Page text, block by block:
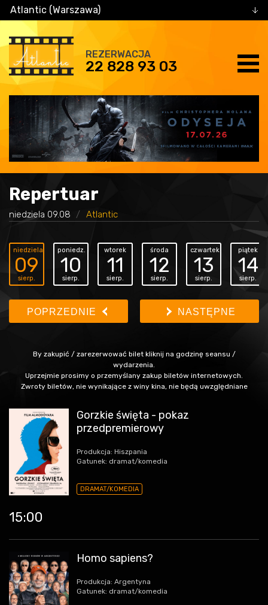
Atlantic (Warszawa)
REZERWACJA
22 828 93 03
Repertuar
niedziela 09.08 Atlantic
niedziela
09
sierp.
poniedz.
10
sierp.
wtorek
11
sierp.
środa
12
sierp.
czwartek
13
sierp.
piątek
14
sierp.
POPRZEDNIE NASTĘPNE
By zakupić / zarezerwować bilet kliknij na godzinę seansu /
wydarzenia.
Uprzejmie prosimy o przemyślany zakup biletów internetowych.
Zwroty biletów, nie wynikające z winy kina, nie będą uwzględniane
Gorzkie święta - pokaz
przedpremierowy
Produkcja: Hiszpania
Gatunek: dramat/komedia
DRAMAT/KOMEDIA
15:00
Homo sapiens?
Produkcja: Argentyna
Gatunek: dramat/komedia